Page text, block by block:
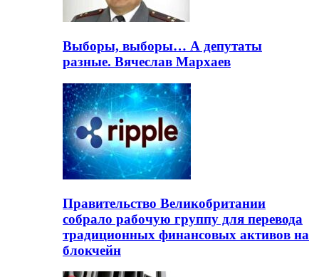
Выборы, выборы… А депутаты
разные. Вячеслав Мархаев
Правительство Великобритании
собрало рабочую группу для перевода
традиционных финансовых активов на
блокчейн